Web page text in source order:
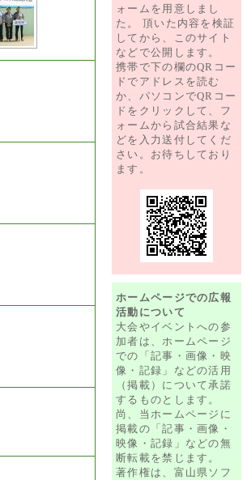
ォームを用意しまし
た。 頂いた内容を検証
してから、このサイト
などで公開します。
携帯で下の欄のQRコー
ドでアドレスを読む
か、パソコンでQRコー
ドをクリックして、フ
ォームから試合結果な
どを入力送付してくだ
さい。お待ちしており
ます。
ホームページでの広報
活動について
大会やイベントへの参
加者は、ホームページ
での「記事・画像・映
像・記録」などの活用
（掲載）について承諾
するものとします。
尚、当ホームページに
掲載の「記事・画像・
映像・記録」などの無
断転載を禁じます。
著作権は、富山県ソフ